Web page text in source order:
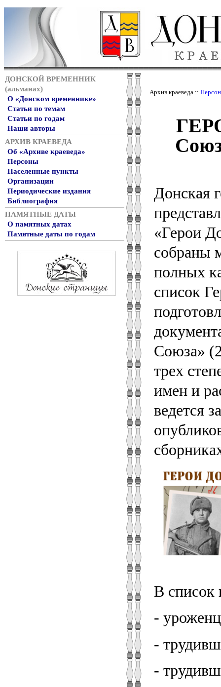
ДОНСКОЙ ВРЕМЕННИК
(альманах)
О «Донском временнике»
Статьи по темам
Статьи по годам
Наши авторы
АРХИВ КРАЕВЕДА
Об «Архиве краеведа»
Персоны
Населенные пункты
Организации
Периодические издания
Библиография
ПАМЯТНЫЕ ДАТЫ
О памятных датах
Памятные даты по годам
Архив краеведа ::
Донская
«Герои
собраны
полных
список
Союза»
трех
имен и
ведется
В список
-
-
-